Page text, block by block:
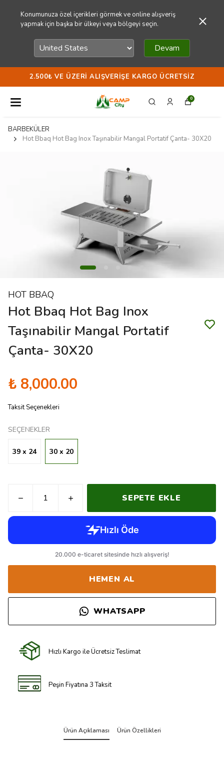
Konumunuza özel içerikleri görmek ve online alışveriş
yapmak için başka bir ülkeyi veya bölgeyi seçin.
Devam
2.500₺ VE ÜZERI ALIŞVERIŞE KARGO ÜCRETSIZ
0
BARBEKÜLER
Hot Bbaq Hot Bag Inox Taşınabilir Mangal Portatif Çanta- 30X20
HOT BBAQ
Hot Bbaq Hot Bag Inox
Taşınabilir Mangal Portatif
Çanta- 30X20
₺ 8,000.00
Taksit Seçenekleri
SEÇENEKLER
39 x 24 30 x 20
SEPETE EKLE
HEMEN AL
WHATSAPP
Hızlı Kargo ile Ücretsiz Teslimat
Peşin Fiyatına 3 Taksit
Ürün Açıklaması Ürün Özellikleri